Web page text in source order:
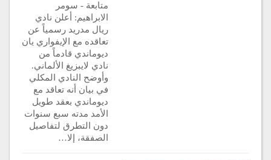
متابعة - سومر
الابراهيم: أعلن نادي
ريال مدريد رسمياً عن
تعاقده مع الإيفواري يان
ديوماندي قادماً من
نادي لايبزيغ الألماني.
وأوضح النادي المكلي
في بيان أنه تعاقد مع
ديوماندي بعقد طويل
الأمد مدته سبع سنوات
دون التطرق لتفاصيل
الصفقة، إلا…